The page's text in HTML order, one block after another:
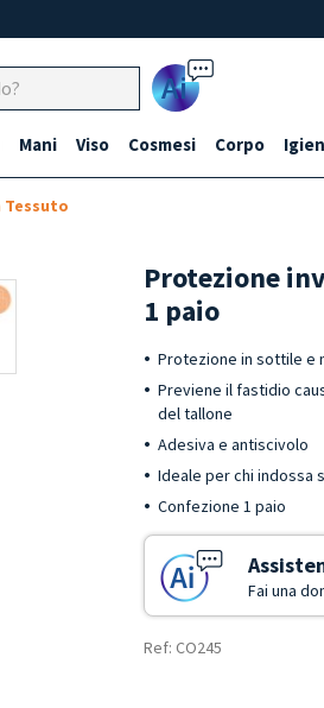
Ai
Mani Viso Cosmesi Corpo
Tessuto
Protezione
1 paio
Protezione in sottile e
Previene il fastidio
del tallone
Adesiva e antiscivolo
Ideale per chi indossa
Confezione 1 paio
Fai una
Ref: CO245